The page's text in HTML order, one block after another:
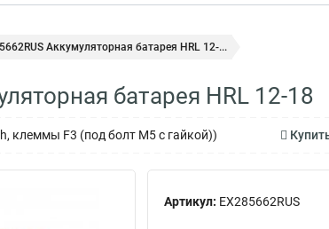
Аккумуляторная батарея HRL 12-...
батарея HRL 12-18
клеммы F3 (под болт М5 с гайкой))
Артикул: EX285662RUS